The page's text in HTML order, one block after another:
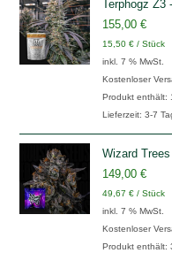
Terphogz
155,00€
15,50€ /Stück
inkl. 7 % MwSt.
Kostenloser
Produkt enthält:
Lieferzeit:3-7
Wizard
149,00€
49,67€ /Stück
inkl. 7 % MwSt.
Kostenloser
Produkt enthält: